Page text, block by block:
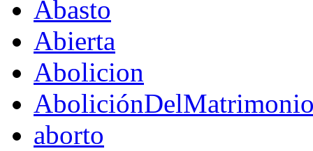
Abasto
Abierta
Abolicion
aborto